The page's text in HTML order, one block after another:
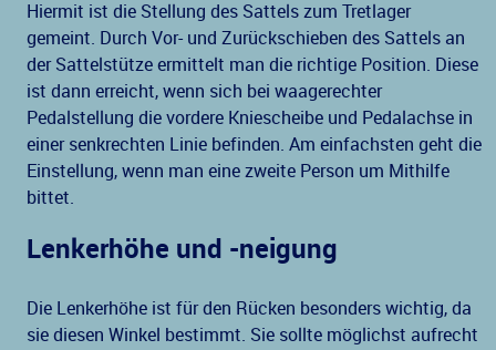
Hiermit ist die Stellung des Sattels zum Tretlager
gemeint. Durch Vor- und Zurückschieben des Sattels an
der Sattelstütze ermittelt man die richtige Position. Diese
ist dann erreicht, wenn sich bei waagerechter
Pedalstellung die vordere Kniescheibe und Pedalachse in
einer senkrechten Linie befinden. Am einfachsten geht die
Einstellung, wenn man eine zweite Person um Mithilfe
bittet.
Lenkerhöhe und -neigung
Die Lenkerhöhe ist für den Rücken besonders wichtig, da
sie diesen Winkel bestimmt. Sie sollte möglichst aufrecht